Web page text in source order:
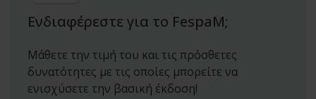
Ενδιαφέρεστε για το FespaM;
Μάθετε την τιμή του και τις πρόσθετες
δυνατότητες με τις οποίες μπορείτε να
ενισχύσετε την βασική έκδοση!